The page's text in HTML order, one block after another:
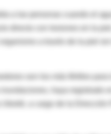
a las personas cuando el
directo con lesiones en la
a través de la piel
son los más fértiles
haya registrado
Uboldi, a cargo de la